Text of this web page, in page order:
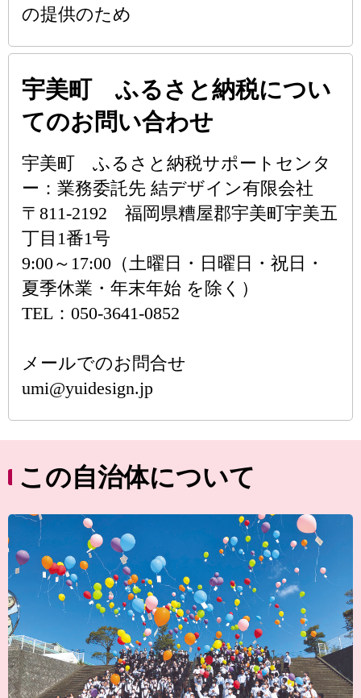
の提供のため
宇美町 ふるさと納税につい
てのお問い合わせ
宇美町 ふるさと納税サポートセンタ
ー：業務委託先 結デザイン有限会社
〒811-2192 福岡県糟屋郡宇美町宇美五
丁目1番1号
9:00～17:00（土曜日・日曜日・祝日・
夏季休業・年末年始 を除く）
TEL：050-3641-0852
メールでのお問合せ
umi@yuidesign.jp
この自治体について